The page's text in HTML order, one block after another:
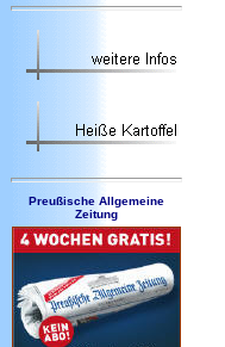
Preußische Allgemeine
Zeitung